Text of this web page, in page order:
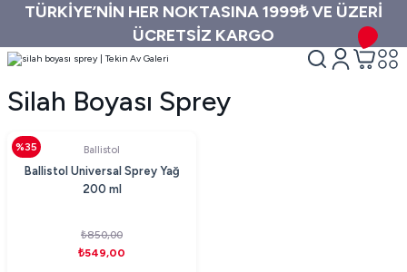
TÜRKİYE’NİN HER NOKTASINA 1999₺ VE ÜZERİ
ÜCRETSİZ KARGO
Silah Boyası Sprey
%35 Ballistol
Ballistol Universal Sprey Yağ
200 ml
₺850,00
₺549,00